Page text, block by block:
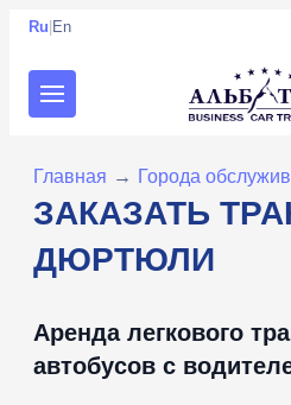
Ru En
Главная → Города
ЗАКАЗАТЬ
ДЮРТЮЛИ
Аренда легкового
автобусов с